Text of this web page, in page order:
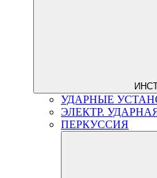
УДАРНЫЕ
ЭЛЕКТР.
ПЕРКУССИЯ